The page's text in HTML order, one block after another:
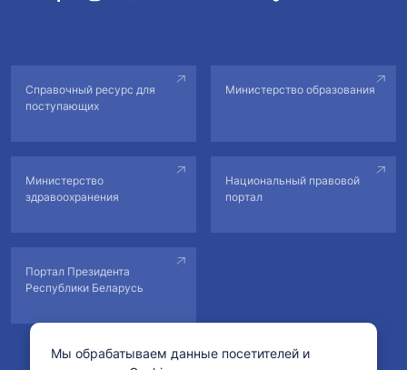
Справочный ресурс для
поступающих
Министерство образования
Министерство
здравоохранения
Национальный правовой
портал
Портал Президента
Республики Беларусь
Мы обрабатываем данные посетителей и